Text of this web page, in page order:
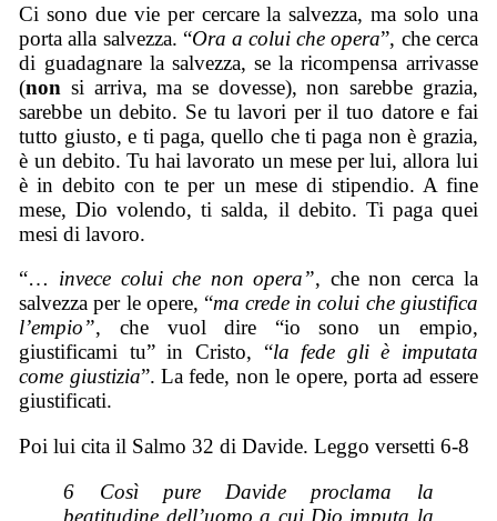
Ci sono due vie per cercare la salvezza, ma solo una
porta alla salvezza. “Ora a colui che opera”, che cerca
di guadagnare la salvezza, se la ricompensa arrivasse
(non si arriva, ma se dovesse), non sarebbe grazia,
sarebbe un debito. Se tu lavori per il tuo datore e fai
tutto giusto, e ti paga, quello che ti paga non è grazia,
è un debito. Tu hai lavorato un mese per lui, allora lui
è in debito con te per un mese di stipendio. A fine
mese, Dio volendo, ti salda, il debito. Ti paga quei
mesi di lavoro.
“… invece colui che non opera”, che non cerca la
salvezza per le opere, “ma crede in colui che giustifica
l’empio”, che vuol dire “io sono un empio,
giustificami tu” in Cristo, “la fede gli è imputata
come giustizia”. La fede, non le opere, porta ad essere
giustificati.
Poi lui cita il Salmo 32 di Davide. Leggo versetti 6-8
6 Così pure Davide proclama la
beatitudine dell’uomo a cui Dio imputa la